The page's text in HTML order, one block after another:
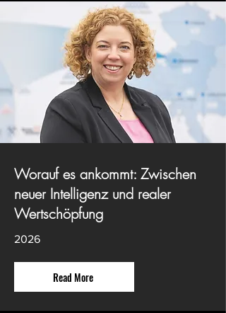
Worauf es ankommt: Zwischen
neuer Intelligenz und realer
Wertschöpfung
2026
Read More